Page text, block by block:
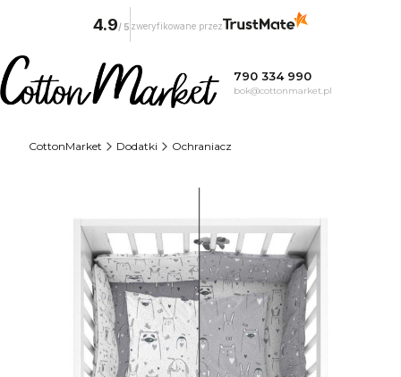
790 334 990
bok@cottonmarket.pl
CottonMarket Dodatki Ochraniacz
4.9/ 5 zweryfikowane przez